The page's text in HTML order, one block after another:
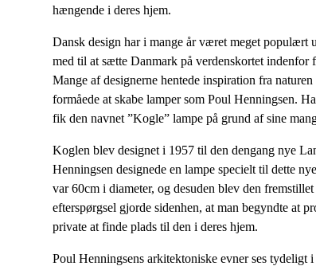
hængende i deres hjem.
Dansk design har i mange år været meget populært
med til at sætte Danmark på verdenskortet indenfor
Mange af designerne hentede inspiration fra
formåede at skabe lamper som Poul Henningsen.
fik den navnet ”Kogle” lampe på grund af sine
Koglen blev designet i 1957 til den dengang nye
Henningsen designede en lampe specielt til dette
var 60cm i diameter, og desuden blev den
efterspørgsel gjorde sidenhen, at man begyndte at
private at finde plads til den i deres hjem.
Poul Henningsens arkitektoniske evner ses tydeligt